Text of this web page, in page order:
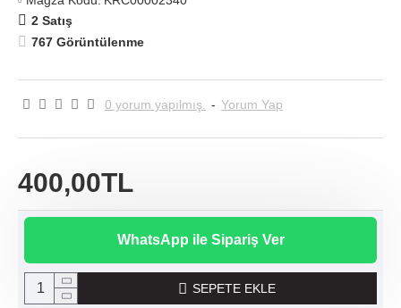
2 Satış
767 Görüntülenme
0 yorum yapılmış. - Yorum Yap
400,00TL
WhatsApp ile Sipariş Ver
SEPETE EKLE